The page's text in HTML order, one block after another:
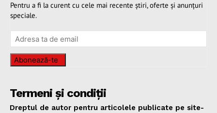
Pentru a fi la curent cu cele mai recente știri, oferte și anunțuri
speciale.
Abonează-te
Termeni și condiții
Dreptul de autor pentru articolele publicate pe site-